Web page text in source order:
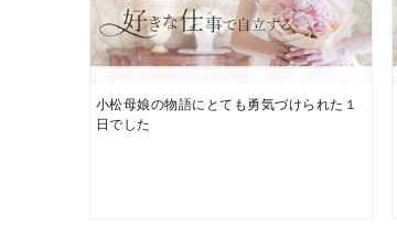
小松母娘の物語にとても勇気づけられた１
日でした